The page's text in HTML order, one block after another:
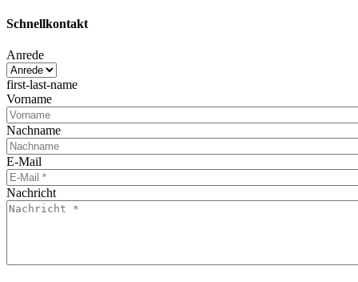
Schnellkontakt
Anrede
first-last-name
Vorname
Nachname
E-Mail
Nachricht